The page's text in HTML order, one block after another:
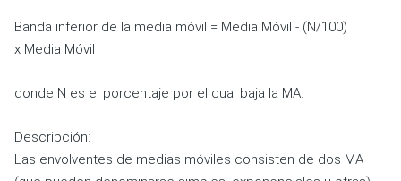
Banda inferior de la media móvil = Media Móvil - (N/100)
x Media Móvil
donde N es el porcentaje por el cual baja la MA.
Descripción:
Las envolventes de medias móviles consisten de dos MA